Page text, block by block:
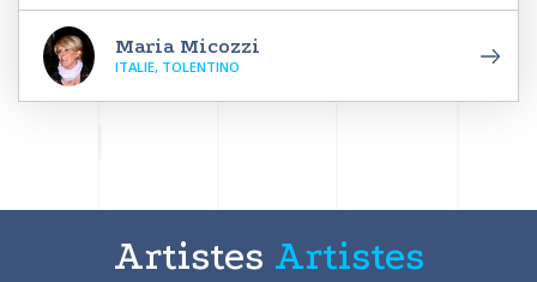
Maria Micozzi
ITALIE, TOLENTINO
Artistes Artistes